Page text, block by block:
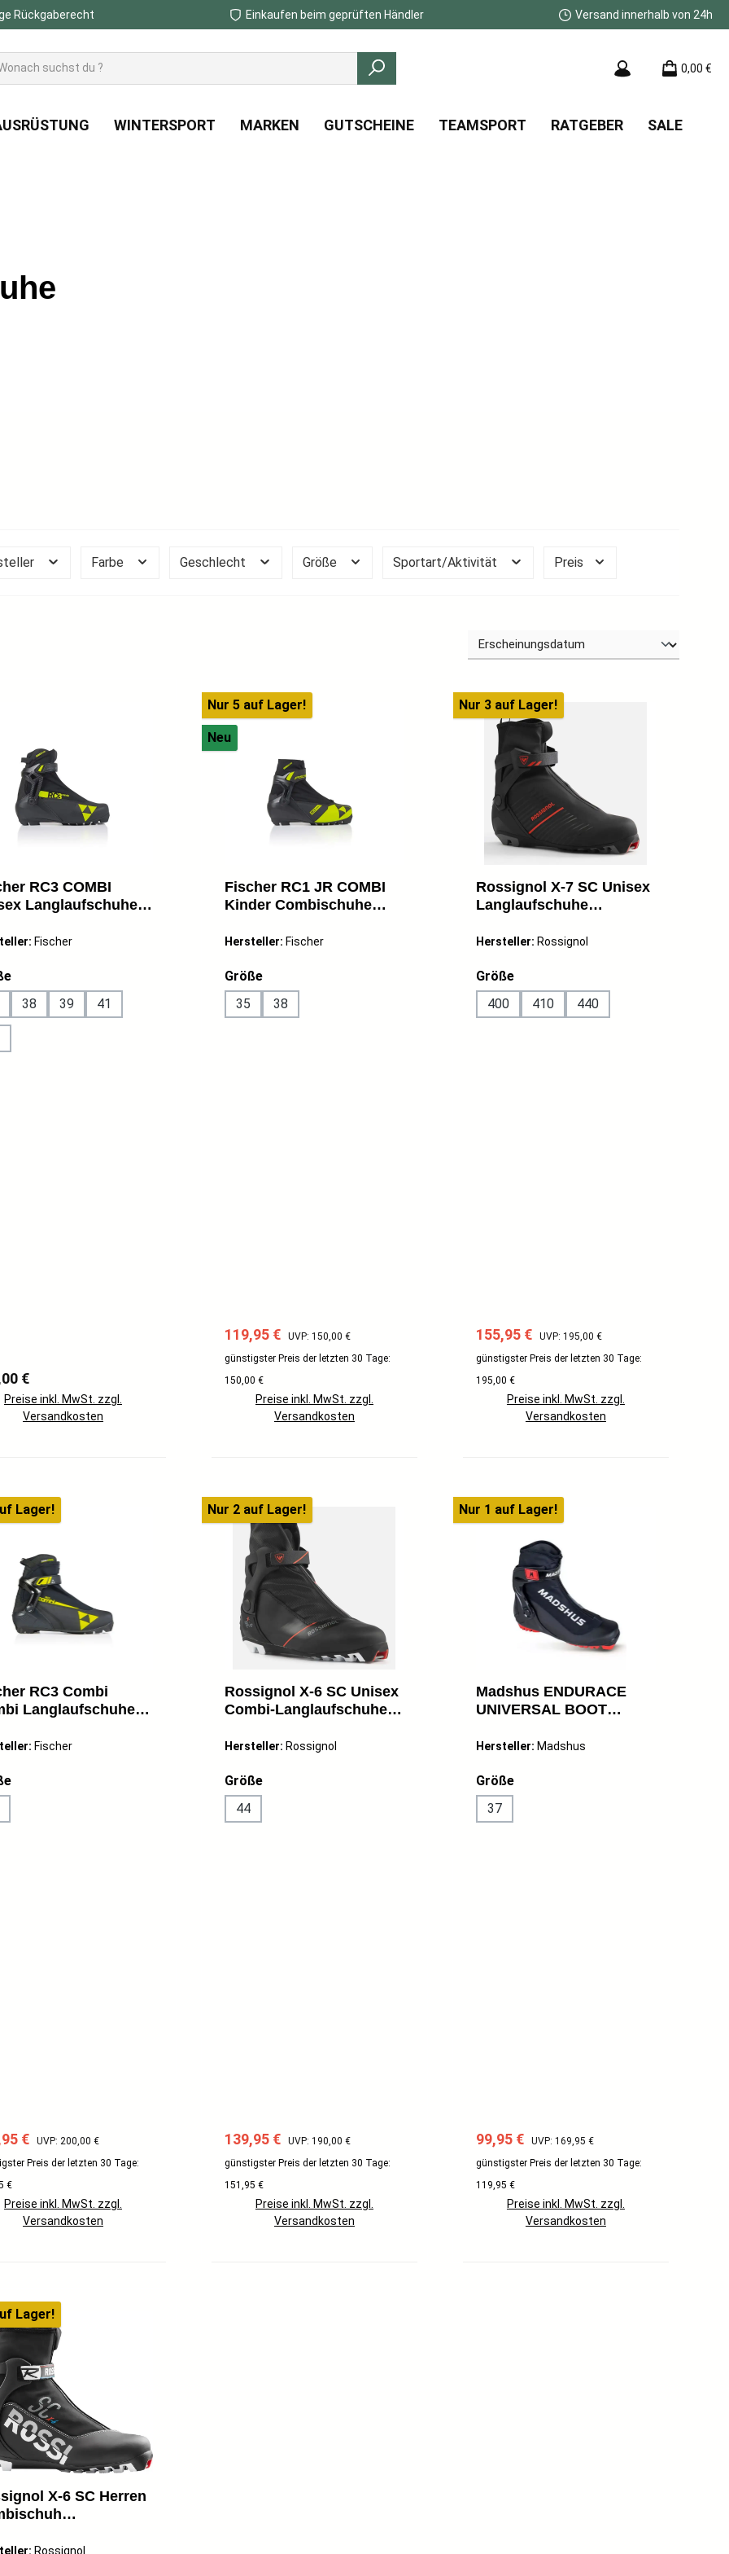
Rückgaberecht Einkaufen beim geprüften Händler Versand innerhalb von 24h
0,00 €
WINTERSPORT MARKEN GUTSCHEINE TEAMSPORT RATGEBER SALE
Farbe Geschlecht Größe Sportart/Aktivität Preis
RC3 COMBI
Langlaufschuhe
Fischer
auswählen
38 39 41
Preis:
€
Preise inkl. MwSt. zzgl.
Versandkosten
Nur 5 auf Lager!
Neu
Fischer RC1 JR COMBI
Kinder Combischuhe
Hersteller: Fischer
Größeauswählen
35
38
Verkaufspreis:
119,95 € Regulärer Preis:
UVP: 150,00 €
günstigster Preis der letzten 30 Tage:
150,00 €
Preise inkl. MwSt. zzgl.
Versandkosten
Nur 3 auf Lager!
Rossignol X-7 SC Unisex
Langlaufschuhe
Hersteller: Rossignol
Größeauswählen
400
410 440
Verkaufspreis:
155,95 € Regulärer Preis:
UVP: 195,00 €
günstigster Preis der letzten 30 Tage:
195,00 €
Preise inkl. MwSt. zzgl.
Versandkosten
Lager!
RC3 Combi
Langlaufschuhe
NEU
Fischer
auswählen
€ Regulärer Preis:
UVP: 200,00 €
Preis der letzten 30 Tage:
€
Preise inkl. MwSt. zzgl.
Versandkosten
Nur 2 auf Lager!
Rossignol X-6 SC Unisex
Combi-Langlaufschuhe
schwarz/rot NEU
Hersteller: Rossignol
Größeauswählen
44
Verkaufspreis:
139,95 € Regulärer Preis:
UVP: 190,00 €
günstigster Preis der letzten 30 Tage:
151,95 €
Preise inkl. MwSt. zzgl.
Versandkosten
Nur 1 auf Lager!
Madshus ENDURACE
UNIVERSAL BOOT
Langlaufschuhe Skating
Hersteller: Madshus
Größeauswählen
37
Verkaufspreis:
99,95 € Regulärer Preis:
UVP: 169,95 €
günstigster Preis der letzten 30 Tage:
119,95 €
Preise inkl. MwSt. zzgl.
Versandkosten
Lager!
X-6 SC Herren
schwarz
Rossignol